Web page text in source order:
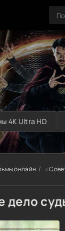
4K Ultra HD
онлайн »
дело